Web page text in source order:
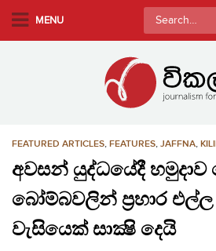
MENU
Search
for:
FEATURED ARTICLES, FEATURES, JAFFNA,
අවසන් යුද්ධයේදී
බෝම්බවලින් ප්‍රහාර
වැසියෙක් සාක්‍ෂි දෙයි